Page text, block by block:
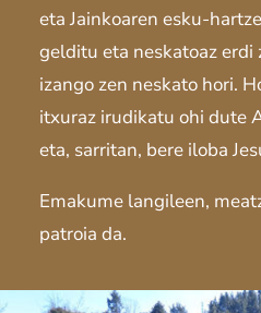
eta Jainkoaren esku-
gelditu eta neskatoaz erdi
izango zen neskato hori.
itxuraz irudikatu ohi dute
eta, sarritan, bere iloba
Emakume langileen,
patroia da.